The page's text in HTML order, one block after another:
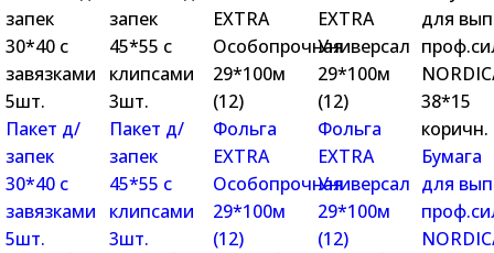
Пакет д/
запек
30*40 c
завязками
5шт.
Пакет д/
запек
45*55 c
клипсами
3шт.
Фольга
EXTRA
Особопрочная
29*100м
(12)
Фольга
EXTRA
Универсал
29*100м
(12)
Бумага
для